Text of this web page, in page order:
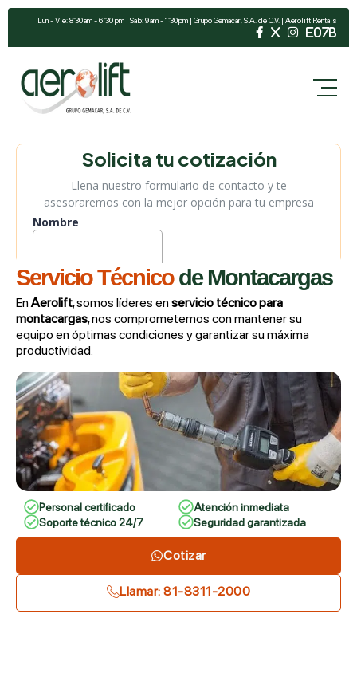
Lun - Vie: 8:30 am - 6:30 pm | Sab: 9 am - 1:30 pm | Grupo Gemacar, S.A. de C.V. | Aerolift Rentals
Servicio Técnicode Montacargas
EnAerolift, somos líderes en servicio técnico para
montacargas, nos comprometemos con mantener su
equipo en óptimas condiciones y garantizar su máxima
productividad.
Personal certificado
Atención inmediata
Soporte técnico 24/7
Seguridad garantizada
Cotizar
Llamar: 81-8311-2000